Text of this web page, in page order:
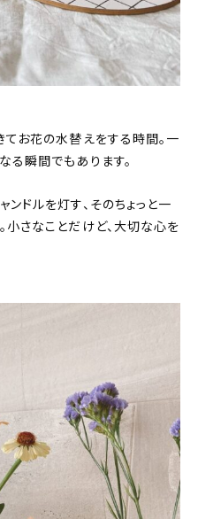
お花の水替えをする時間。一
る瞬間でもあります。
ドルを灯す、そのちょっと一
さなことだけど、大切な心を